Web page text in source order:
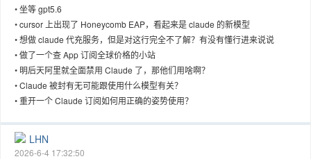
•坐等 gpt5.6
•cursor 上出现了 Honeycomb EAP，看起来是 claude 的新模型
•想做 claude 代充服务，但是对这行完全不了解？有没有懂行进来说说
•做了一个查 App 订阅全球价格的小站
• 明后天阿里就全面禁用 Claude 了，那他们用啥啊？
•Claude 被封有无可能跟使用什么模型有关？
•重开一个 Claude 订阅如何用正确的姿势使用？
LHN
2026-6-4 17:32:50